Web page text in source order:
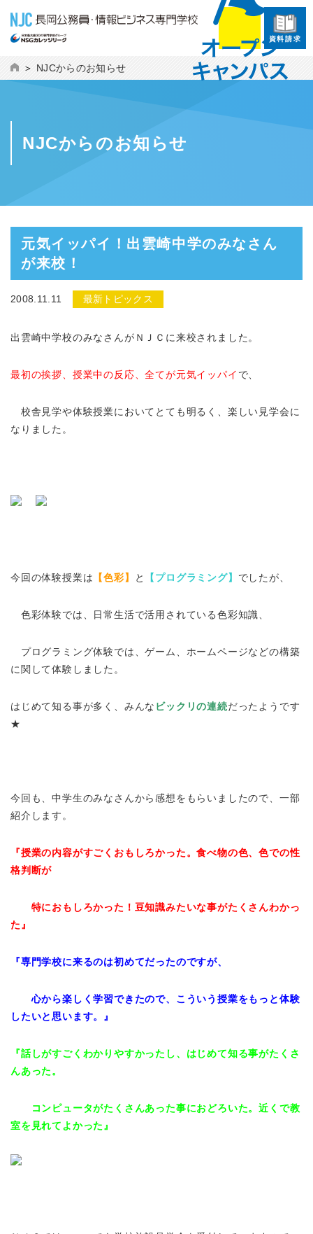
資料請求
NJCからのお知らせ
NJCからのお知らせ
元気イッパイ！出雲崎中学のみなさん
が来校！
2008.11.11 最新トピックス
出雲崎中学校のみなさんがＮＪＣに来校されました。
最初の挨拶、授業中の反応、全てが元気イッパイ で、
校舎見学や体験授業においてとても明るく、楽しい見学会に
なりました。
今回の体験授業は 【色彩】 と 【プログラミング】 でしたが、
色彩体験では、日常生活で活用されている色彩知識、
プログラミング体験では、ゲーム、ホームページなどの構築
に関して体験しました。
はじめて知る事が多く、みんな ビックリの連続だったようです
★
今回も、中学生のみなさんから感想をもらいましたので、一部
紹介します。
『授業の内容がすごくおもしろかった。食べ物の色、色での性
格判断が
特におもしろかった！豆知識みたいな事がたくさんわかっ
た』
『専門学校に来るのは初めてだったのですが、
心から楽しく学習できたので、こういう授業をもっと体験
したいと思います。』
『話しがすごくわかりやすかったし、はじめて知る事がたくさ
んあった。
コンピュータがたくさんあった事におどろいた。近くで教
室を見れてよかった』